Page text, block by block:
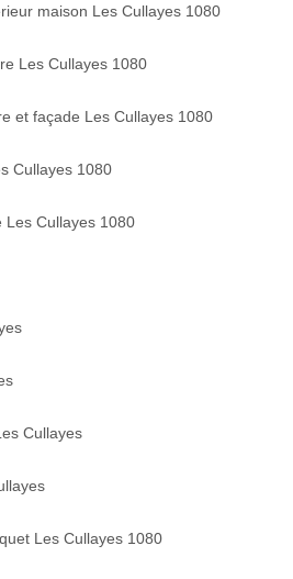
maison Les Cullayes 1080
Les Cullayes 1080
et façade Les Cullayes 1080
Cullayes 1080
Les Cullayes 1080
Cullayes
Les Cullayes 1080